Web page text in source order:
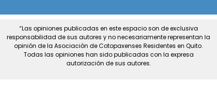
“Las opiniones publicadas en este espacio son de exclusiva
responsabilidad de sus autores y no necesariamente representan la
opinión de la Asociación de Cotopaxenses Residentes en Quito.
Todas las opiniones han sido publicadas con la expresa
autorización de sus autores.